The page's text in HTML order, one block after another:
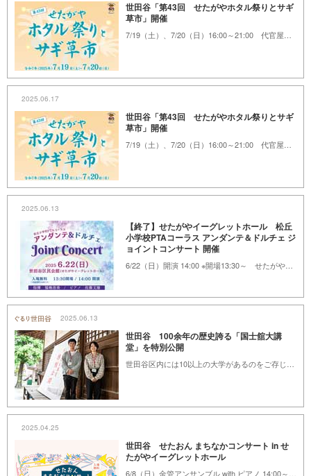
世田谷「第43回 せたがやホタル祭りとサギ
草市」開催
2025.06.17
世田谷「第43回 せたがやホタル祭りとサギ
草市」開催
2025.06.13
【終了】せたがやイーグレットホール 松丘
小学校PTAコーラス アンダンテ＆ドルチェ ジ
ョイントコンサート 開催
2025.06.13
世田谷 100余年の歴史誇る「国士舘大講
堂」を特別公開
2025.04.25
世田谷 せたおん まちなかコンサート in せ
たがやイーグレットホール